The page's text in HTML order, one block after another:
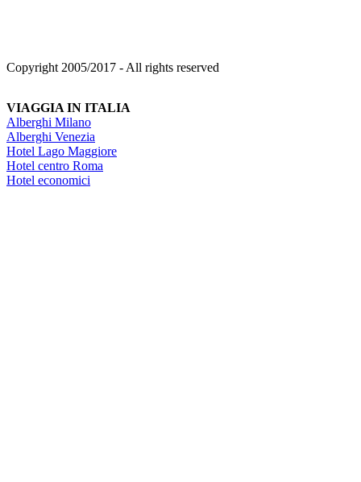
Copyright 2005/2017 - All rights reserved
VIAGGIA IN ITALIA
Alberghi Milano
Alberghi Venezia
Hotel Lago Maggiore
Hotel centro Roma
Hotel economici